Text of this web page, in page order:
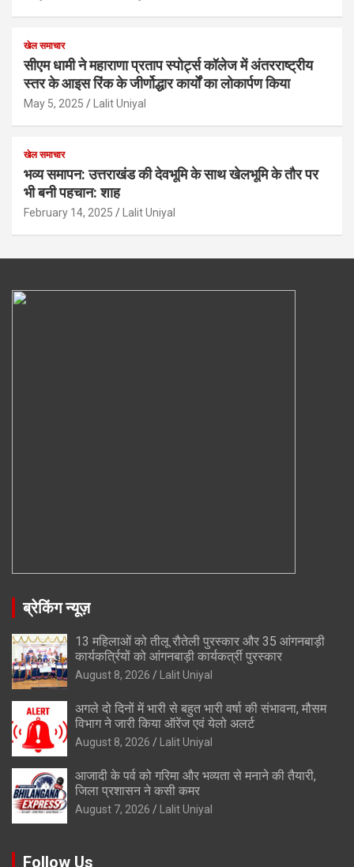
खेल समाचार
सीएम धामी ने महाराणा प्रताप स्पोर्ट्स कॉलेज में अंतरराष्ट्रीय
स्तर के आइस रिंक के जीर्णोद्धार कार्यों का लोकार्पण किया
May 5, 2025 Lalit Uniyal
खेल समाचार
भव्य समापन: उत्तराखंड की देवभूमि के साथ खेलभूमि के तौर पर
भी बनी पहचान: शाह
February 14, 2025 Lalit Uniyal
ब्रेकिंग न्यूज़
13 महिलाओं को तीलू रौतेली पुरस्कार और 35 आंगनबाड़ी
कार्यकर्त्रियों को आंगनबाड़ी कार्यकर्त्री पुरस्कार
August 8, 2026 Lalit Uniyal
अगले दो दिनों में भारी से बहुत भारी वर्षा की संभावना, मौसम
विभाग ने जारी किया ऑरेंज एवं येलो अलर्ट
August 8, 2026 Lalit Uniyal
आजादी के पर्व को गरिमा और भव्यता से मनाने की तैयारी,
जिला प्रशासन ने कसी कमर
August 7, 2026 Lalit Uniyal
Follow Us